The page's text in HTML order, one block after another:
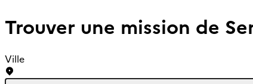
Trouver une mission de
Ville